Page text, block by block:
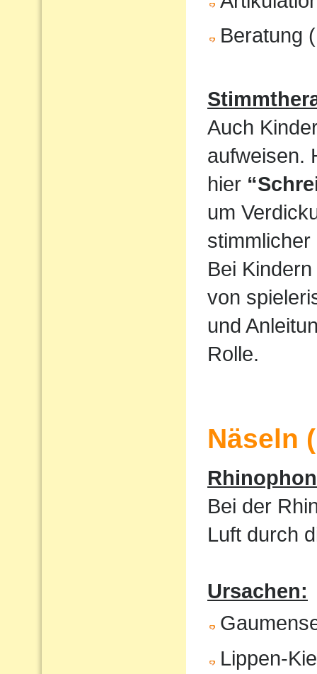
Beratung
Auch
aufweisen.
hier
um
Bei
von
und
Rolle.
Näseln
Bei der
Luft durch
Ursachen:
Lippen-